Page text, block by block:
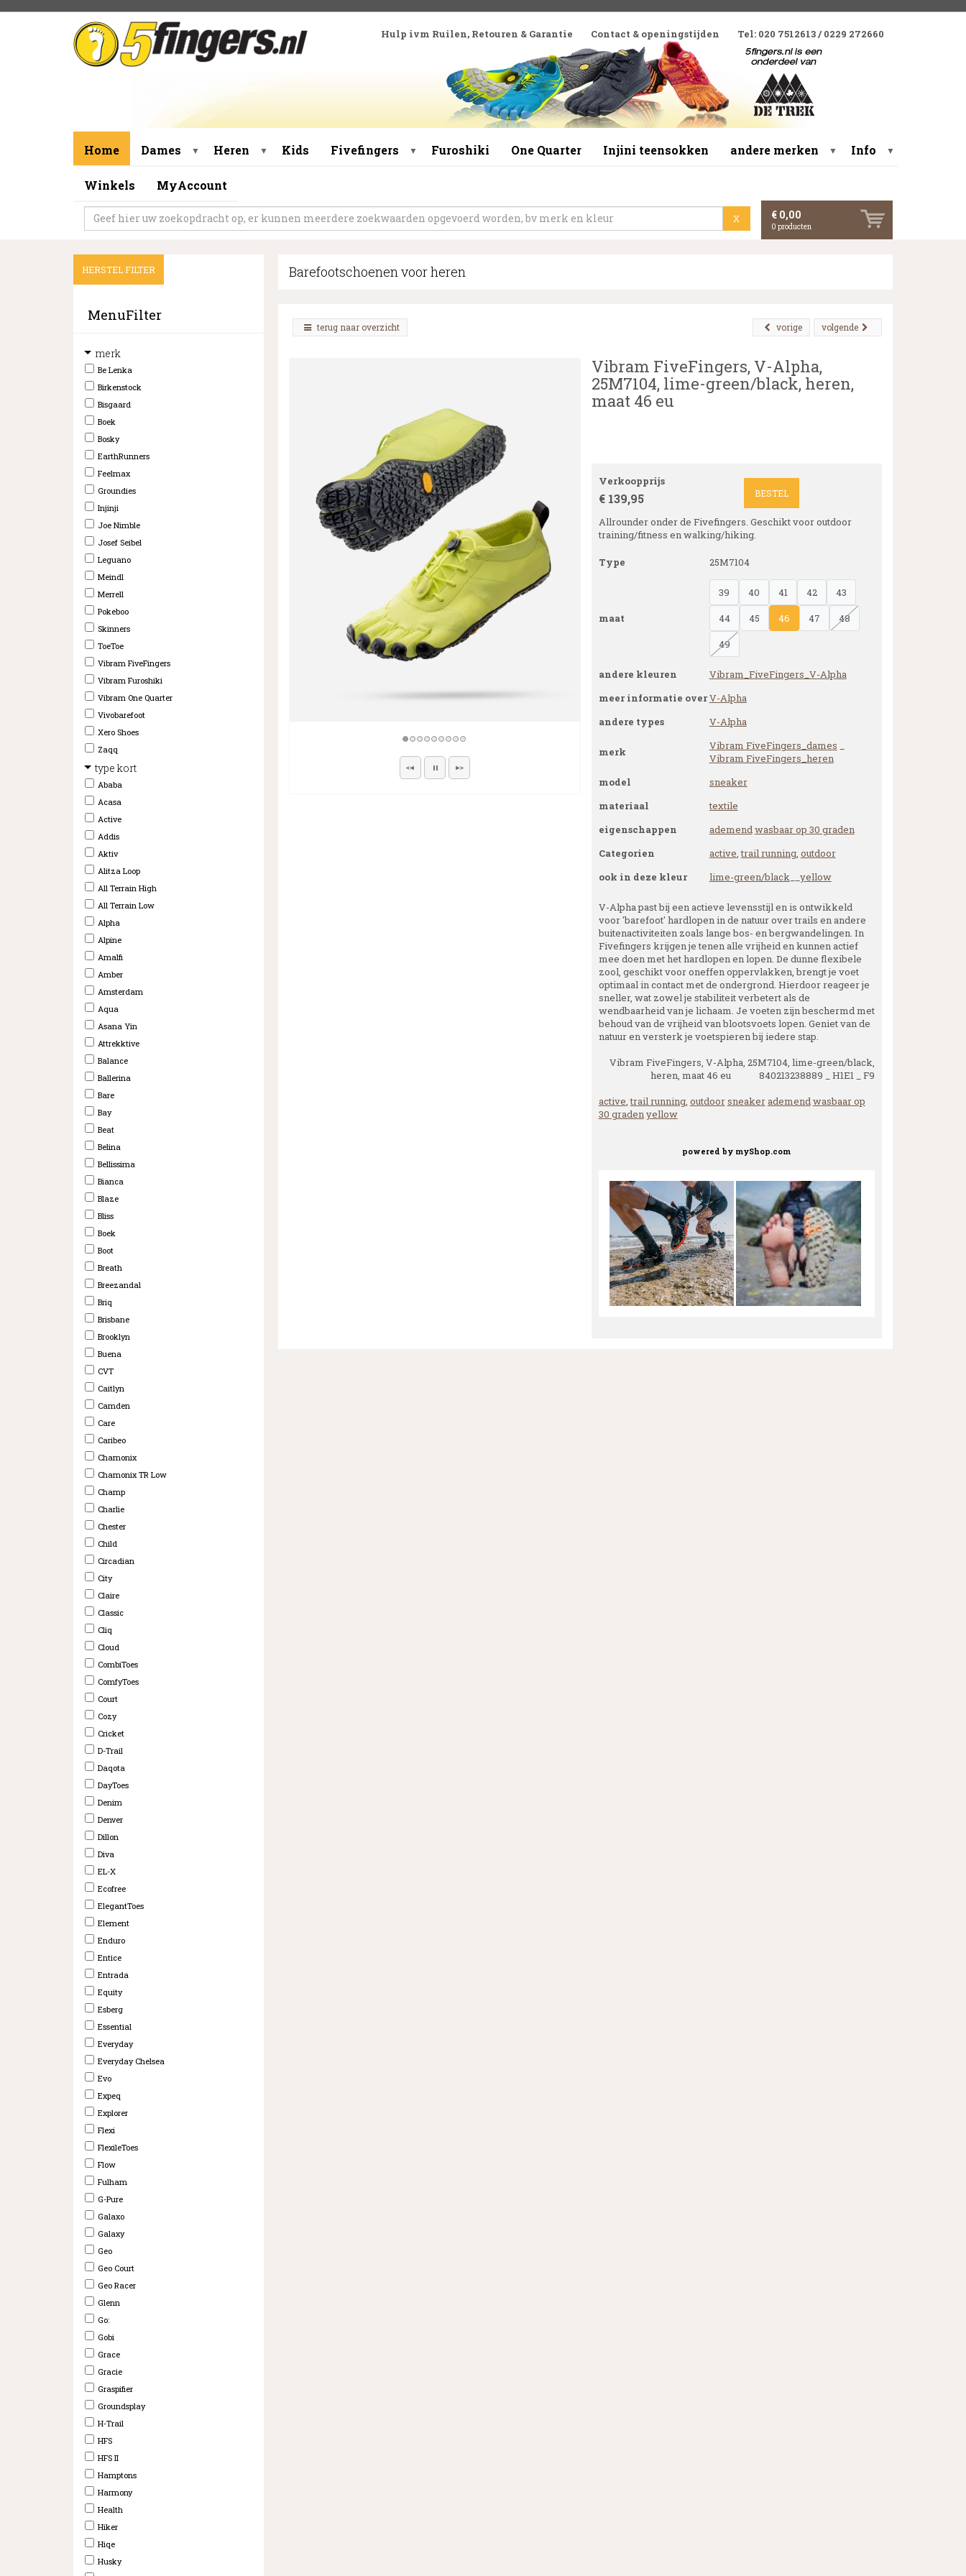
Hulp ivm Ruilen, Retouren & Garantie Contact & openingstijden Tel: 020 7512613 / 0229 272660
Home Dames ▼ Heren ▼ Kids Fivefingers ▼ Furoshiki One Quarter Injini teensokken andere merken ▼ Info ▼
Winkels MyAccount
X € 0,00
0 producten
HERSTEL FILTER
MenuFilter
merk
Be Lenka
Birkenstock
Bisgaard
Boek
Bosky
EarthRunners
Feelmax
Groundies
Injinji
Joe Nimble
Josef Seibel
Leguano
Meindl
Merrell
Pokeboo
Skinners
ToeToe
Vibram FiveFingers
Vibram Furoshiki
Vibram One Quarter
Vivobarefoot
Xero Shoes
Zaqq
type kort
Ababa
Acasa
Active
Addis
Aktiv
Alitza Loop
All Terrain High
All Terrain Low
Alpha
Alpine
Amalfi
Amber
Amsterdam
Aqua
Asana Yin
Attrekktive
Balance
Ballerina
Bare
Bay
Beat
Belina
Bellissima
Bianca
Blaze
Bliss
Boek
Boot
Breath
Breezandal
Briq
Brisbane
Brooklyn
Buena
CVT
Caitlyn
Camden
Care
Caribeo
Chamonix
Chamonix TR Low
Champ
Charlie
Chester
Child
Circadian
City
Claire
Classic
Cliq
Cloud
CombiToes
ComfyToes
Court
Cozy
Cricket
D-Trail
Daqota
DayToes
Denim
Denver
Dillon
Diva
EL-X
Ecofree
ElegantToes
Element
Enduro
Entice
Entrada
Equity
Esberg
Essential
Everyday
Everyday Chelsea
Evo
Expeq
Explorer
Flexi
FlexileToes
Flow
Fulham
G-Pure
Galaxo
Galaxy
Geo
Geo Court
Geo Racer
Glenn
Go:
Gobi
Grace
Gracie
Graspifier
Groundsplay
H-Trail
HFS
HFS II
Hamptons
Harmony
Health
Hiker
Hiqe
Husky
Barefootschoenen voor heren
terug naar overzicht volgende
vorige
Vibram FiveFingers, V-Alpha,
25M7104, lime-green/black, heren,
maat 46 eu
Verkoopprijs
€ 139,95 BESTEL
Allrounder onder de Fivefingers. Geschikt voor outdoor
training/fitness en walking/hiking.
Type 25M7104
maat
39 40 41 42
43
44
45 46 47
48
49
andere kleuren
Vibram_FiveFingers_V-Alpha
meer informatie overV-Alpha
andere types
V-Alpha
merk Vibram FiveFingers_dames
Vibram FiveFingers_heren
model
sneaker
materiaal
textile
eigenschappen
ademendwasbaar op 30 graden
Categorien
active,trail running, outdoor
ook in deze kleur
lime-green/black__ yellow
V-Alpha past bij een actieve levensstijl en is ontwikkeld
voor 'barefoot' hardlopen in de natuur over trails en andere
buitenactiviteiten zoals lange bos- en bergwandelingen. In
Fivefingers krijgen je tenen alle vrijheid en kunnen actief
mee doen met het hardlopen en lopen. De dunne flexibele
zool, geschikt voor oneffen oppervlakken, brengt je voet
optimaal in contact met de ondergrond. Hierdoor reageer je
sneller, wat zowel je stabiliteit verbetert als de
wendbaarheid van je lichaam. Je voeten zijn beschermd met
behoud van de vrijheid van blootsvoets lopen. Geniet van de
natuur en versterk je voetspieren bij iedere stap.
Vibram FiveFingers, V-Alpha, 25M7104, lime-green/black,
heren, maat 46 eu 840213238889 _ H1E1 _ F9
active,trail running, outdoorsneakerademendwasbaar op
30 gradenyellow
powered by myShop.com